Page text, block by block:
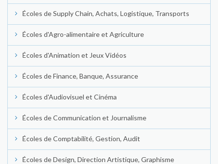
Écoles de Supply Chain, Achats, Logistique, Transports
Écoles d'Agro-alimentaire et Agriculture
Écoles d'Animation et Jeux Vidéos
Écoles de Finance, Banque, Assurance
Écoles d'Audiovisuel et Cinéma
Écoles de Communication et Journalisme
Écoles de Comptabilité, Gestion, Audit
Écoles de Design, Direction Artistique, Graphisme